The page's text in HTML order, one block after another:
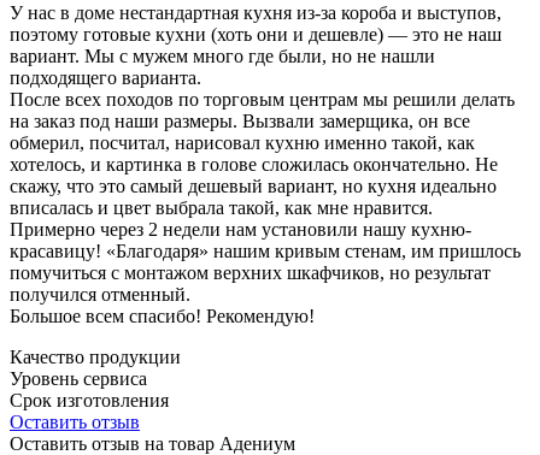
У нас в доме нестандартная кухня из-за короба и выступов,
поэтому готовые кухни (хоть они и дешевле) — это не наш
вариант. Мы с мужем много где были, но не нашли
подходящего варианта.
После всех походов по торговым центрам мы решили делать
на заказ под наши размеры. Вызвали замерщика, он все
обмерил, посчитал, нарисовал кухню именно такой, как
хотелось, и картинка в голове сложилась окончательно. Не
скажу, что это самый дешевый вариант, но кухня идеально
вписалась и цвет выбрала такой, как мне нравится.
Примерно через 2 недели нам установили нашу кухню-
красавицу! «Благодаря» нашим кривым стенам, им пришлось
помучиться с монтажом верхних шкафчиков, но результат
получился отменный.
Большое всем спасибо! Рекомендую!
Качество продукции
Уровень сервиса
Срок изготовления
Оставить отзыв
Оставить отзыв на товар Адениум